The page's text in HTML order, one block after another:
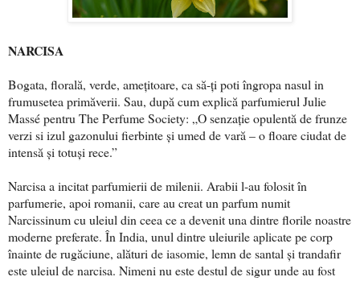
NARCISA
Bogata, florală, verde, amețitoare, ca să-ți poti îngropa nasul in
frumusetea primăverii. Sau, după cum explică parfumierul Julie
Massé pentru The Perfume Society: „O senzație opulentă de frunze
verzi si izul gazonului fierbinte și umed de vară – o floare ciudat de
intensă și totuși rece.”
Narcisa a incitat parfumierii de milenii. Arabii l-au folosit în
parfumerie, apoi romanii, care au creat un parfum numit
Narcissinum cu uleiul din ceea ce a devenit una dintre florile noastre
moderne preferate. În India, unul dintre uleiurile aplicate pe corp
înainte de rugăciune, alături de iasomie, lemn de santal și trandafir
este uleiul de narcisa. Nimeni nu este destul de sigur unde au fost